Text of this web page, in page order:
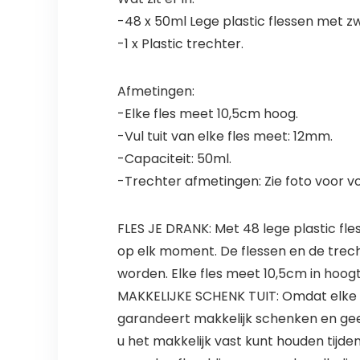
-48 x 50ml Lege plastic flessen met
-1 x Plastic trechter.
Afmetingen:
-Elke fles meet 10,5cm hoog.
-Vul tuit van elke fles meet: 12mm.
-Capaciteit: 50ml.
-Trechter afmetingen: Zie foto voor
FLES JE DRANK: Met 48 lege plastic
op elk moment. De flessen en de
worden. Elke fles meet 10,5cm in
MAKKELIJKE SCHENK TUIT: Omdat
garandeert makkelijk schenken en
u het makkelijk vast kunt houden